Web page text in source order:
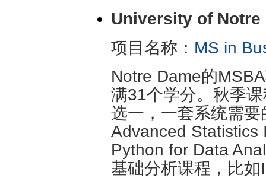
University of Notre
项目名称： MS in
Notre Dame的
满31个学分。秋季
选一，一套系统需
Advanced Statistics
Python for Data
基础分析课程，比